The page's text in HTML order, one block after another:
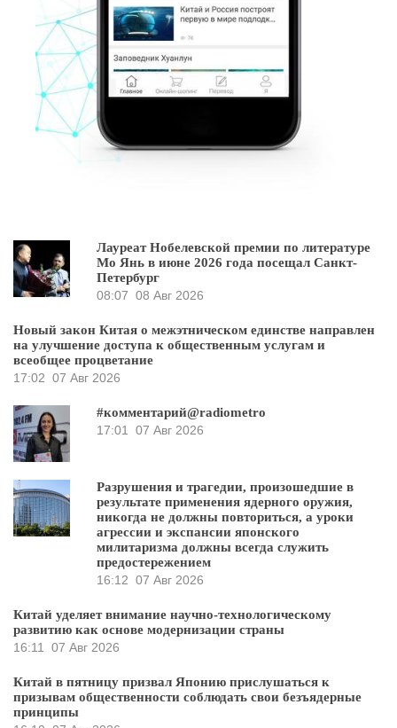
Лауреат Нобелевской премии по литературе
Мо Янь в июне 2026 года посещал Санкт-
Петербург
08:07 08 Авг 2026
Новый закон Китая о межэтническом единстве направлен
на улучшение доступа к общественным услугам и
всеобщее процветание
17:02 07 Авг 2026
#комментарий@radiometro
17:01
07 Авг 2026
Разрушения и трагедии, произошедшие в
результате применения ядерного оружия,
никогда не должны повториться, а уроки
агрессии и экспансии японского
милитаризма должны всегда служить
предостережением
16:12 07 Авг 2026
Китай уделяет внимание научно-технологическому
развитию как основе модернизации страны
16:11
07 Авг 2026
Китай в пятницу призвал Японию прислушаться к
призывам общественности соблюдать свои безъядерные
принципы